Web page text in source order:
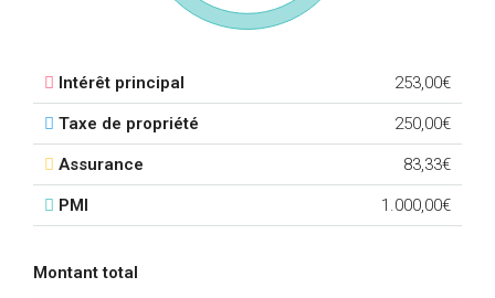
Intérêt principal 253,00€
Taxe de propriété 250,00€
Assurance 83,33€
PMI 1.000,00€
Montant total